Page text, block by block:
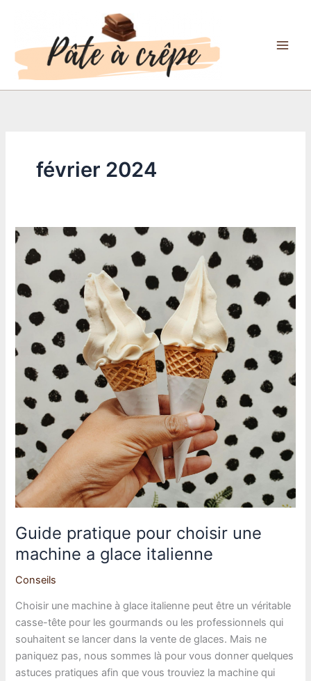
février 2024
Guide pratique pour choisir une
machine a glace italienne
Conseils
Choisir une machine à glace italienne peut être un véritable
casse-tête pour les gourmands ou les professionnels qui
souhaitent se lancer dans la vente de glaces. Mais ne
paniquez pas, nous sommes là pour vous donner quelques
astuces pratiques afin que vous trouviez la machine qui